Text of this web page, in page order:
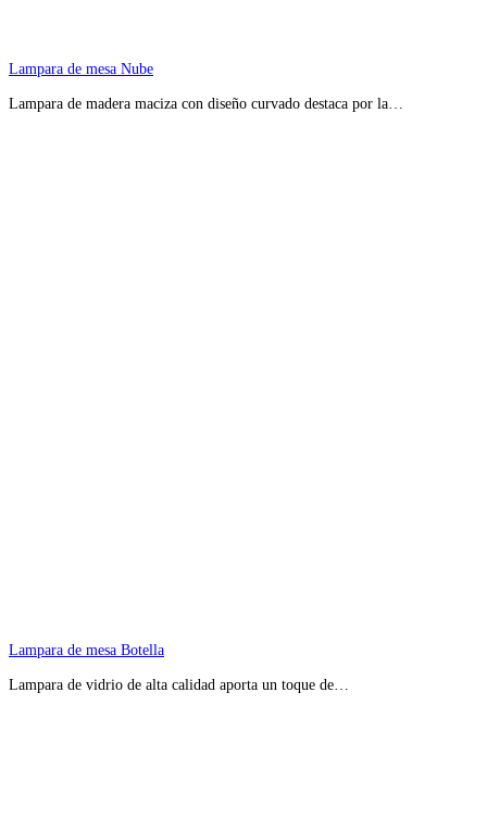
Lampara de mesa Nube
Lampara de madera maciza con diseño curvado destaca por la…
Lampara de mesa Botella
Lampara de vidrio de alta calidad aporta un toque de…